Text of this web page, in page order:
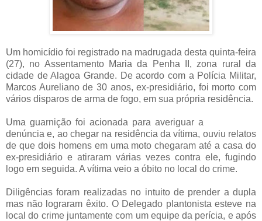
Um homicídio foi registrado na madrugada desta quinta-feira
(27), no Assentamento Maria da Penha II, zona rural da
cidade de Alagoa Grande. De acordo com a Polícia Militar,
Marcos Aureliano de 30 anos, ex-presidiário, foi morto com
vários disparos de arma de fogo, em sua própria residência.
Uma guarnição foi acionada para averiguar a
denúncia e, ao chegar na residência da vítima, ouviu relatos
de que dois homens em uma moto chegaram até a casa do
ex-presidiário e atiraram várias vezes contra ele, fugindo
logo em seguida. A vítima veio a óbito no local do crime.
Diligências foram realizadas no intuito de prender a dupla
mas não lograram êxito. O Delegado plantonista esteve na
local do crime juntamente com um equipe da perícia, e após